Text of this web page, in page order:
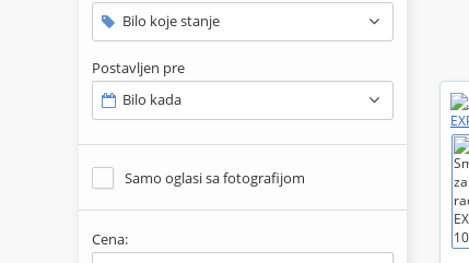
Bilo koje stanje
Postavljen pre
Bilo kada
Samo oglasi sa fotografijom
Cena: